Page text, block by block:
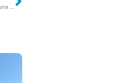
Maxi sequestro di cozze in poche ore tra Bari e Bitonto: recuperata una tonnellata di mitili irregolari